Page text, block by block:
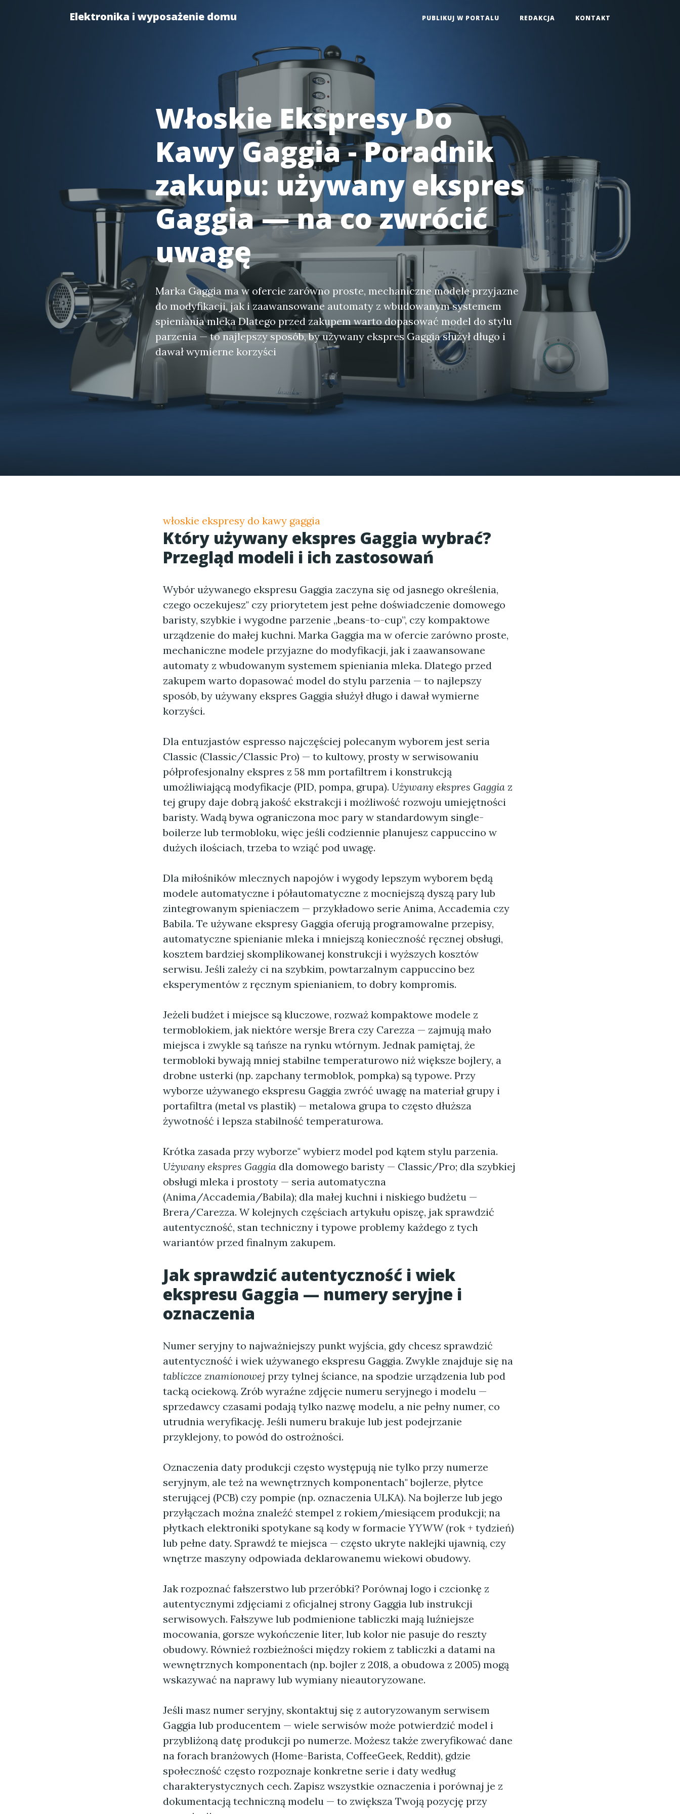
Elektronika i wyposażenie domu PUBLIKUJ W PORTALU REDAKCJA KONTAKT
Włoskie Ekspresy Do
Kawy Gaggia - Poradnik
zakupu: używany ekspres
Gaggia — na co zwrócić
uwagę
Marka Gaggia ma w ofercie zarówno proste, mechaniczne modele przyjazne
do modyfikacji, jak i zaawansowane automaty z wbudowanym systemem
spieniania mleka Dlatego przed zakupem warto dopasować model do stylu
parzenia — to najlepszy sposób, by używany ekspres Gaggia służył długo i
dawał wymierne korzyści
włoskie ekspresy do kawy gaggia
Który używany ekspres Gaggia wybrać?
Przegląd modeli i ich zastosowań
Wybór używanego ekspresu Gaggia zaczyna się od jasnego określenia,
czego oczekujesz" czy priorytetem jest pełne doświadczenie domowego
baristy, szybkie i wygodne parzenie „beans-to-cup”, czy kompaktowe
urządzenie do małej kuchni. Marka Gaggia ma w ofercie zarówno proste,
mechaniczne modele przyjazne do modyfikacji, jak i zaawansowane
automaty z wbudowanym systemem spieniania mleka. Dlatego przed
zakupem warto dopasować model do stylu parzenia — to najlepszy
sposób, by używany ekspres Gaggia służył długo i dawał wymierne
korzyści.
Dla entuzjastów espresso najczęściej polecanym wyborem jest seria
Classic (Classic/Classic Pro) — to kultowy, prosty w serwisowaniu
półprofesjonalny ekspres z 58 mm portafiltrem i konstrukcją
umożliwiającą modyfikacje (PID, pompa, grupa). Używany ekspres Gaggia z
tej grupy daje dobrą jakość ekstrakcji i możliwość rozwoju umiejętności
baristy. Wadą bywa ograniczona moc pary w standardowym single-
boilerze lub termobloku, więc jeśli codziennie planujesz cappuccino w
dużych ilościach, trzeba to wziąć pod uwagę.
Dla miłośników mlecznych napojów i wygody lepszym wyborem będą
modele automatyczne i półautomatyczne z mocniejszą dyszą pary lub
zintegrowanym spieniaczem — przykładowo serie Anima, Accademia czy
Babila. Te używane ekspresy Gaggia oferują programowalne przepisy,
automatyczne spienianie mleka i mniejszą konieczność ręcznej obsługi,
kosztem bardziej skomplikowanej konstrukcji i wyższych kosztów
serwisu. Jeśli zależy ci na szybkim, powtarzalnym cappuccino bez
eksperymentów z ręcznym spienianiem, to dobry kompromis.
Jeżeli budżet i miejsce są kluczowe, rozważ kompaktowe modele z
termoblokiem, jak niektóre wersje Brera czy Carezza — zajmują mało
miejsca i zwykle są tańsze na rynku wtórnym. Jednak pamiętaj, że
termobloki bywają mniej stabilne temperaturowo niż większe bojlery, a
drobne usterki (np. zapchany termoblok, pompka) są typowe. Przy
wyborze używanego ekspresu Gaggia zwróć uwagę na materiał grupy i
portafiltra (metal vs plastik) — metalowa grupa to często dłuższa
żywotność i lepsza stabilność temperaturowa.
Krótka zasada przy wyborze" wybierz model pod kątem stylu parzenia.
Używany ekspres Gaggia dla domowego baristy — Classic/Pro; dla szybkiej
obsługi mleka i prostoty — seria automatyczna
(Anima/Accademia/Babila); dla małej kuchni i niskiego budżetu —
Brera/Carezza. W kolejnych częściach artykułu opiszę, jak sprawdzić
autentyczność, stan techniczny i typowe problemy każdego z tych
wariantów przed finalnym zakupem.
Jak sprawdzić autentyczność i wiek
ekspresu Gaggia — numery seryjne i
oznaczenia
Numer seryjny to najważniejszy punkt wyjścia, gdy chcesz sprawdzić
autentyczność i wiek używanego ekspresu Gaggia. Zwykle znajduje się na
tabliczce znamionowej przy tylnej ściance, na spodzie urządzenia lub pod
tacką ociekową. Zrób wyraźne zdjęcie numeru seryjnego i modelu —
sprzedawcy czasami podają tylko nazwę modelu, a nie pełny numer, co
utrudnia weryfikację. Jeśli numeru brakuje lub jest podejrzanie
przyklejony, to powód do ostrożności.
Oznaczenia daty produkcji często występują nie tylko przy numerze
seryjnym, ale też na wewnętrznych komponentach" bojlerze, płytce
sterującej (PCB) czy pompie (np. oznaczenia ULKA). Na bojlerze lub jego
przyłączach można znaleźć stempel z rokiem/miesiącem produkcji; na
płytkach elektroniki spotykane są kody w formacie YYWW(rok + tydzień)
lub pełne daty. Sprawdź te miejsca — często ukryte naklejki ujawnią, czy
wnętrze maszyny odpowiada deklarowanemu wiekowi obudowy.
Jak rozpoznać fałszerstwo lub przeróbki? Porównaj logo i czcionkę z
autentycznymi zdjęciami z oficjalnej strony Gaggia lub instrukcji
serwisowych. Fałszywe lub podmienione tabliczki mają luźniejsze
mocowania, gorsze wykończenie liter, lub kolor nie pasuje do reszty
obudowy. Również rozbieżności między rokiem z tabliczki a datami na
wewnętrznych komponentach (np. bojler z 2018, a obudowa z 2005) mogą
wskazywać na naprawy lub wymiany nieautoryzowane.
Jeśli masz numer seryjny, skontaktuj się z autoryzowanym serwisem
Gaggia lub producentem — wiele serwisów może potwierdzić model i
przybliżoną datę produkcji po numerze. Możesz także zweryfikować dane
na forach branżowych (Home-Barista, CoffeeGeek, Reddit), gdzie
społeczność często rozpoznaje konkretne serie i daty według
charakterystycznych cech. Zapisz wszystkie oznaczenia i porównaj je z
dokumentacją techniczną modelu — to zwiększa Twoją pozycję przy